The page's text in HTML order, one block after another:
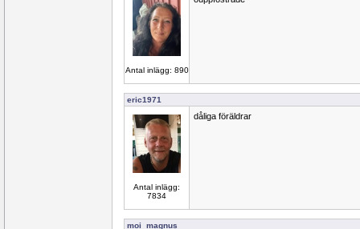
Antal inlägg: 890
eric1971
Antal inlägg:
7834
dåliga föräldrar
moi_magnus